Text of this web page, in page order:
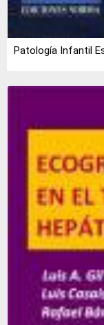
Patología Infantil